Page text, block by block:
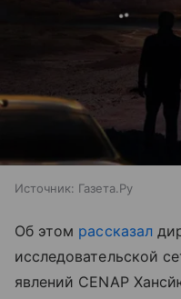
Источник: Газета.Ру
Об этом рассказал
исследовательской
явлений CENAP